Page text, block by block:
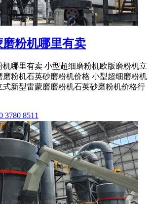
粉机哪里有卖
机哪里有卖 小型超细磨粉机欧版磨粉机立
磨粉机石英砂磨粉机价格 小型超细磨粉机
式新型雷蒙磨磨粉机石英砂磨粉机价格行
3780 8511